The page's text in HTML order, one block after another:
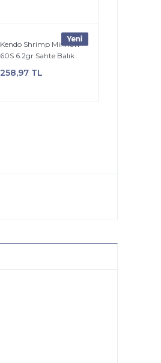
Kendo Shrimp Minnow
60S 6.2gr Sahte Balık
258,97 TL